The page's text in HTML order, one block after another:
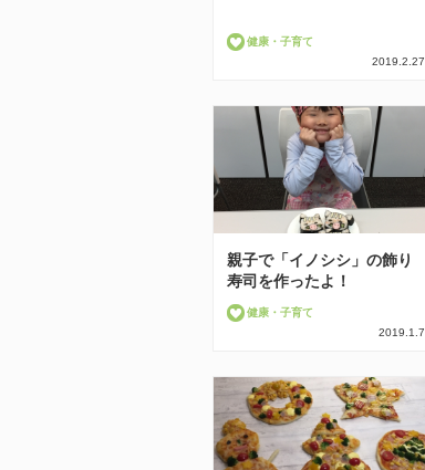
健康・子育て
2019.2.27
親子で「イノシシ」の飾り
寿司を作ったよ！
健康・子育て
2019.1.7